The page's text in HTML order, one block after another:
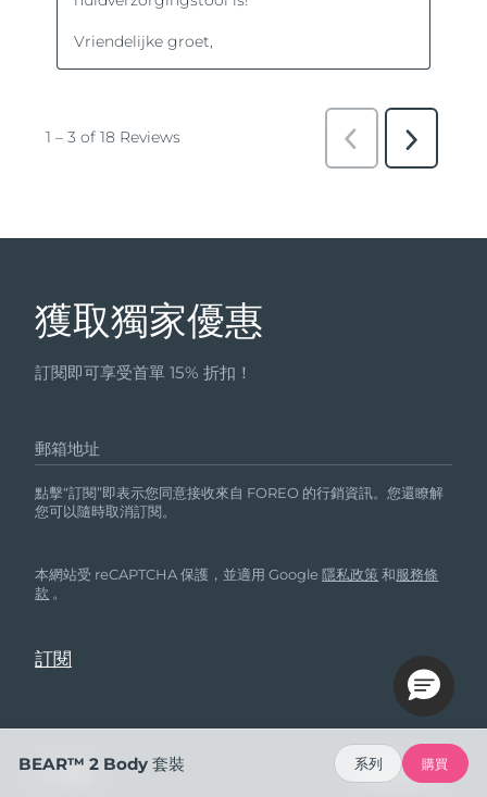
獲取獨家優惠
訂閱即可享受首單 15% 折扣！
郵箱地址
點擊“訂閱”即表示您同意接收來自 FOREO 的行銷資訊。您還瞭解
您可以隨時取消訂閱。
本網站受 reCAPTCHA 保護，並適用 Google隱私政策 和服務條
款 。
幫助 關註我們
BEAR™ 2 Body 套裝 系列 購買